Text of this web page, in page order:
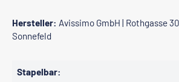
Hersteller: Avissimo GmbH | Rothgasse
Sonnefeld
Stapelbar: